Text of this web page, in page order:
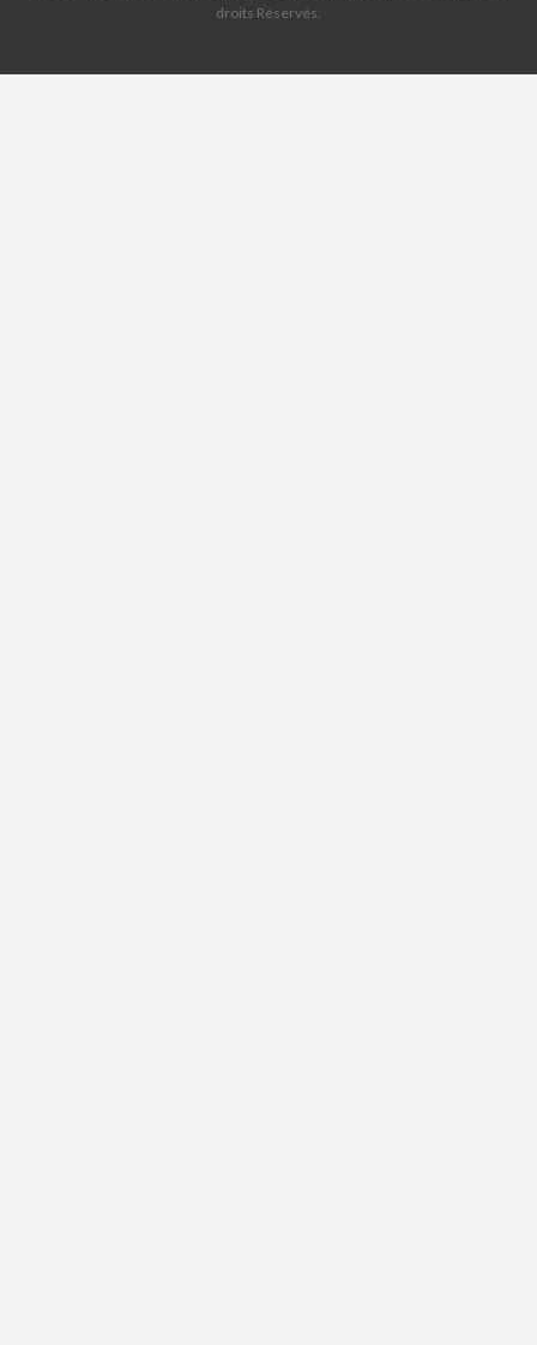
droits Réservés.